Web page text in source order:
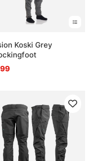
Koski Grey